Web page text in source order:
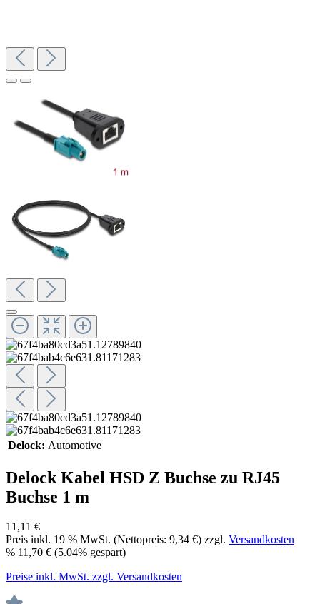
Delock: Automotive
Delock Kabel HSD Z Buchse zu RJ45
Buchse 1 m
11,11 €
Preis inkl. 19 % MwSt. (Nettopreis: 9,34 €) zzgl. Versandkosten
% 11,70 € (5.04% gespart)
Preise inkl. MwSt. zzgl. Versandkosten